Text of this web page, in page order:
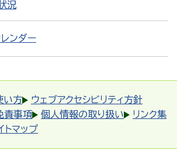
況
レンダー
い方
ウェブアクセシビリティ方針
責事項
個人情報の取り扱い
リンク集
トマップ